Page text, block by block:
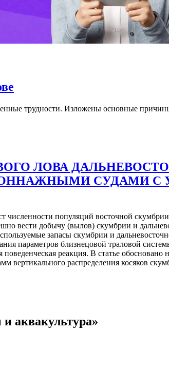
трудности. Изложены основные
ЛОВА
СУДАМИ С
численности популяций восточной
вести добычу (вылов) скумбрии и
запасы скумбрии и
параметров близнецовой траловой
реакция. В статье обосновано
вертикального распределения косяков
аквакультура»